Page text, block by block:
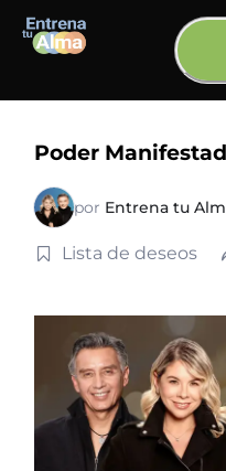
contenido
Poder
por Entrena tu
Lista de deseos